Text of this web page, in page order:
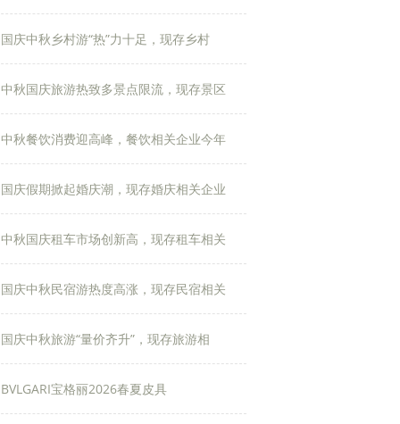
国庆中秋乡村游“热”力十足，现存乡村
中秋国庆旅游热致多景点限流，现存景区
中秋餐饮消费迎高峰，餐饮相关企业今年
国庆假期掀起婚庆潮，现存婚庆相关企业
中秋国庆租车市场创新高，现存租车相关
国庆中秋民宿游热度高涨，现存民宿相关
国庆中秋旅游“量价齐升”，现存旅游相
BVLGARI宝格丽2026春夏皮具